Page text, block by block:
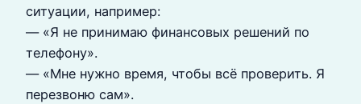
ситуации, например:
— «Я не принимаю финансовых решений по
телефону».
— «Мне нужно время, чтобы всё проверить. Я
перезвоню сам».